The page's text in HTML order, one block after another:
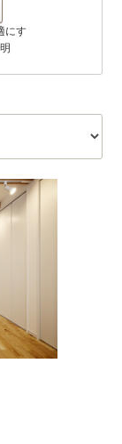
にす